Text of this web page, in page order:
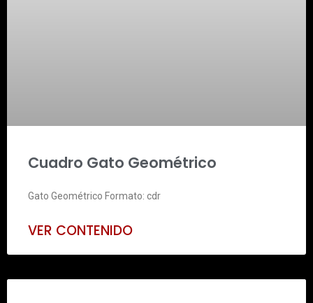
Cuadro Gato Geométrico
Gato Geométrico Formato: cdr
VER CONTENIDO